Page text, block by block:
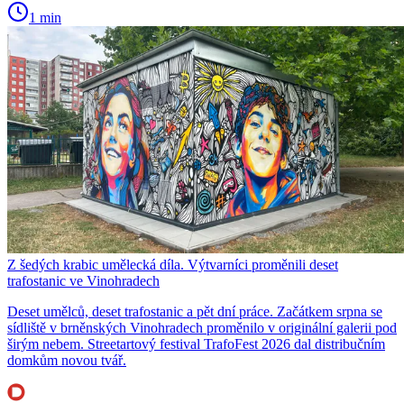
1 min
Z šedých krabic umělecká díla. Výtvarníci proměnili deset
trafostanic ve Vinohradech
Deset umělců, deset trafostanic a pět dní práce. Začátkem srpna se
sídliště v brněnských Vinohradech proměnilo v originální galerii pod
širým nebem. Streetartový festival TrafoFest 2026 dal distribučním
domkům novou tvář.